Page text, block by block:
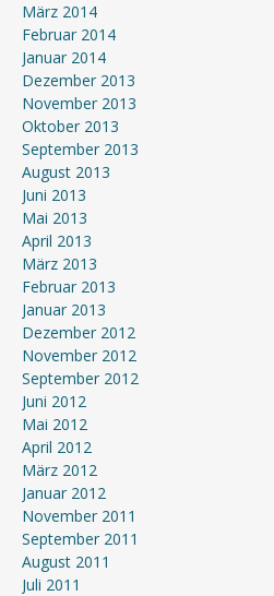
März 2014
Februar 2014
Januar 2014
Dezember 2013
November 2013
Oktober 2013
September 2013
August 2013
Juni 2013
Mai 2013
April 2013
März 2013
Februar 2013
Januar 2013
Dezember 2012
November 2012
September 2012
Juni 2012
Mai 2012
April 2012
März 2012
Januar 2012
November 2011
September 2011
August 2011
Juli 2011